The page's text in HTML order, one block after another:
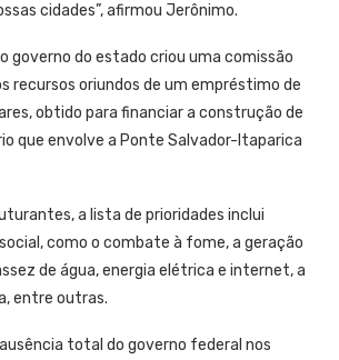
cidades”, afirmou Jerônimo.
governo do estado criou uma comissão
recursos oriundos de um empréstimo de
obtido para financiar a construção de
que envolve a Ponte Salvador-Itaparica
a lista de prioridades inclui
como o combate à fome, a geração
de água, energia elétrica e internet, a
entre outras.
total do governo federal nos